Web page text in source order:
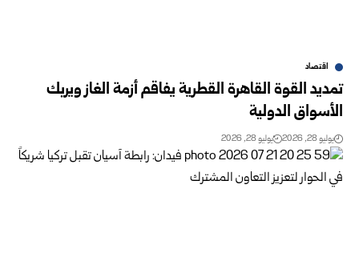
اقتصاد
تمديد القوة القاهرة القطرية يفاقم أزمة الغاز ويربك
الأسواق الدولية
يوليو 28, 2026 يوليو 28, 2026